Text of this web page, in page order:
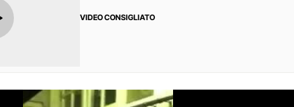
VIDEO CONSIGLIATO